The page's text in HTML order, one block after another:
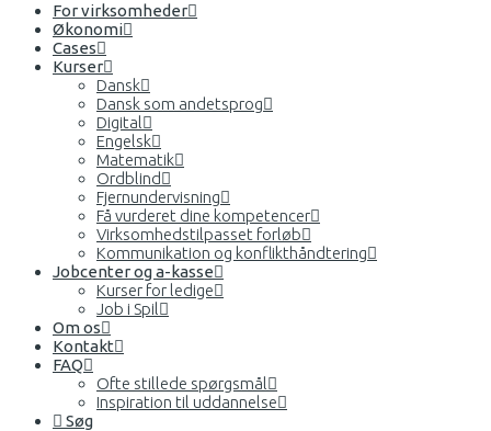
For virksomheder
Økonomi
Cases
Kurser
Dansk
Dansk som andetsprog
Digital
Engelsk
Matematik
Ordblind
Fjernundervisning
Få vurderet dine kompetencer
Virksomhedstilpasset forløb
Kommunikation og konflikthåndtering
Jobcenter og a-kasse
Kurser for ledige
Job i Spil
Om os
Kontakt
FAQ
Ofte stillede spørgsmål
Inspiration til uddannelse
Søg